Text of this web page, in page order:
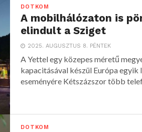
DOTKOM
A mobilhálózaton is
elindult a Sziget
2025. AUGUSZTUS 8. PÉNTEK
A Yettel egy közepes méretű
kapacitásával készül Európa egyik
eseményére Kétszázszor több
DOTKOM